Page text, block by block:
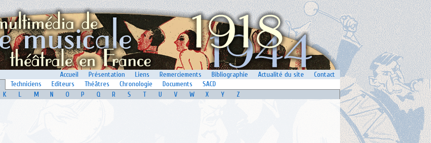
Accueil Présentation Liens Remerciements Bibliographie Actualité du site
Contact
Techniciens Editeurs Théâtres Chronologie Documents
SACD
K L M N O P Q R S T U V W X Y Z